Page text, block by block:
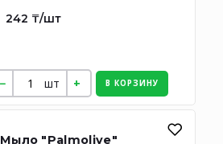
242 ₸/шт
шт В КОРЗИНУ
Мыло "Palmolive"